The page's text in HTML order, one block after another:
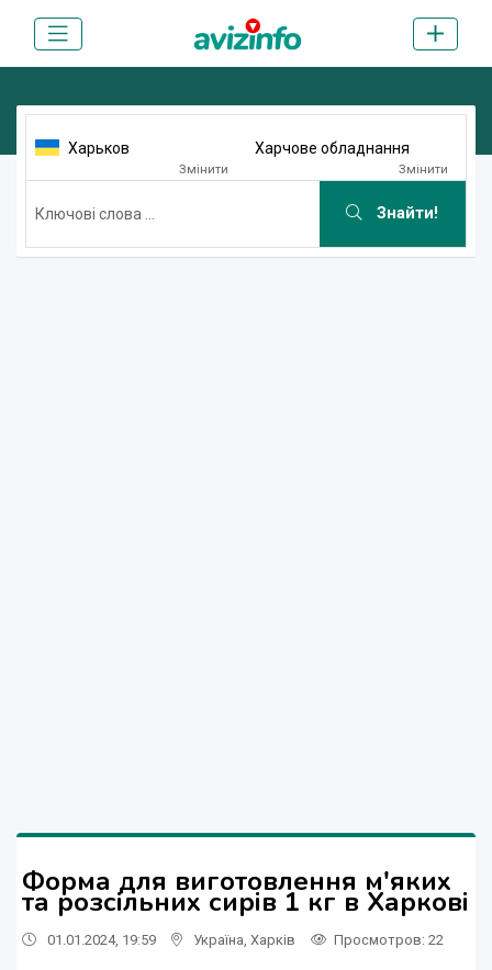
Харьков
Змінити
Харчове обладнання
Змінити
Знайти!
Форма для виготовлення м'яких
та розсільних сирів 1 кг в Харкові
01.01.2024, 19:59 Україна Харків Просмотров: 22